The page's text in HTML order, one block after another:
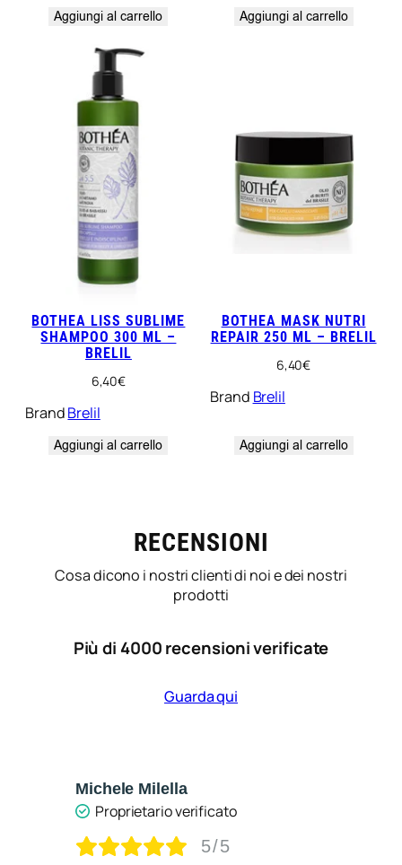
Aggiungi al carrello Aggiungi al carrello
BOTHEA LISS SUBLIME
SHAMPOO 300 ML –
BRELIL
6,40€
BrandBrelil
Aggiungi al carrello
BOTHEA MASK NUTRI
REPAIR 250 ML – BRELIL
6,40€
Brand Brelil
Aggiungi al carrello
RECENSIONI
Cosa dicono i nostri clienti di noi e dei nostri
prodotti
Più di 4000 recensioni verificate
Guarda qui
Michele Milella
Proprietario verificato
5/5